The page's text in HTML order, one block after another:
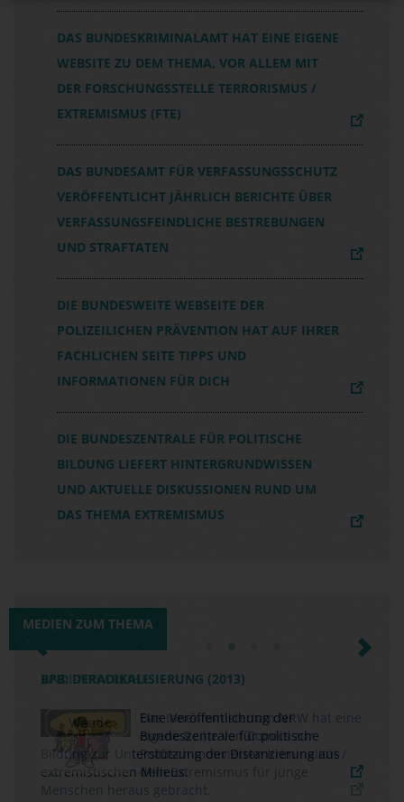
DAS BUNDESKRIMINALAMT HAT EINE EIGENE
WEBSITE ZU DEM THEMA, VOR ALLEM MIT
DER FORSCHUNGSSTELLE TERRORISMUS /
EXTREMISMUS (FTE)
DAS BUNDESAMT FÜR VERFASSUNGSSCHUTZ
VERÖFFENTLICHT JÄHRLICH BERICHTE ÜBER
VERFASSUNGSFEINDLICHE BESTREBUNGEN
UND STRAFTATEN
DIE BUNDESWEITE WEBSEITE DER
POLIZEILICHEN PRÄVENTION HAT AUF IHRER
FACHLICHEN SEITE TIPPS UND
INFORMATIONEN FÜR DICH
DIE BUNDESZENTRALE FÜR POLITISCHE
BILDUNG LIEFERT HINTERGRUNDWISSEN
UND AKTUELLE DISKUSSIONEN RUND UM
DAS THEMA EXTREMISMUS
MEDIEN ZUM THEMA
BPB: DERADIKALISIERUNG (2013)
Eine Veröffentlichung der
Bundeszentrale für politische
Bildung zur Unterstützung der Distanzierung aus
extremistischen Milieus.
Previous Next